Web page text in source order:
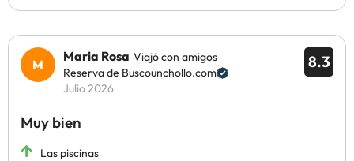
8.3
Maria Rosa Viajó con amigos
Reserva de Buscounchollo.com
Julio 2026
Muy bien
Las piscinas